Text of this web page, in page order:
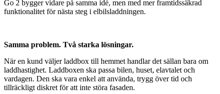
Go 2 bygger vidare på samma idé, men med mer framtidssäkrad
funktionalitet för nästa steg i elbilsladdningen.
Samma problem. Två starka lösningar.
När en kund väljer laddbox till hemmet handlar det sällan bara om
laddhastighet. Laddboxen ska passa bilen, huset, elavtalet och
vardagen. Den ska vara enkel att använda, trygg över tid och
tillräckligt diskret för att inte störa fasaden.